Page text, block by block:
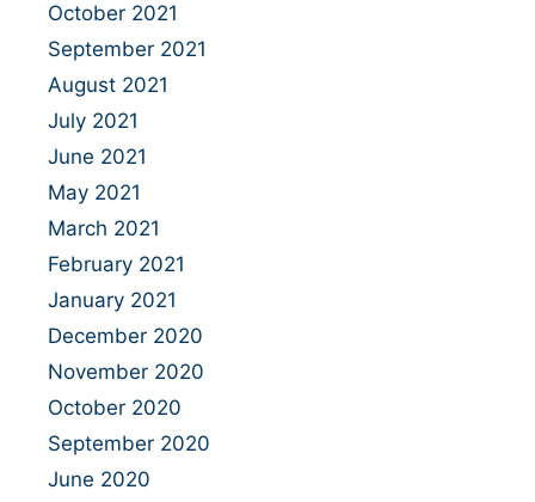
October 2021
September 2021
August 2021
July 2021
June 2021
May 2021
March 2021
February 2021
January 2021
December 2020
November 2020
October 2020
September 2020
June 2020